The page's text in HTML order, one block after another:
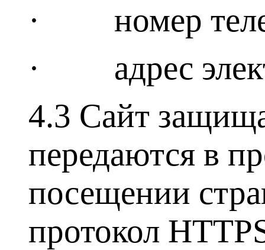
· номер
· адрес
4.3 Сайт
передаются в
посещении
протокол